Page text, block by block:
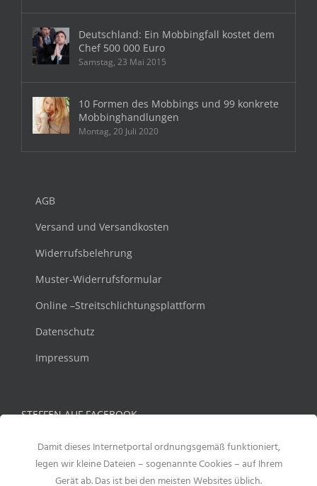
Deutschland: Ein Mobbingfall kostet dem
Chef 500 000 Euro
Samstag, 23 Mai 2015
10 Formen des Mobbings und 99 konkrete
Mobbinghandlungen
Montag, 20 Juli 2020
AGB
Versand und Versandkosten
Widerrufsbelehrung
Muster-Widerrufsformular
Online –Streitschlichtungsplattform
Datenschutz
Impressum
STEFFEN AUF FACEBOOK
Damit dieses Internetportal ordnungsgemäß funktioniert,
legen wir kleine Dateien – sogenannte Cookies – auf Ihrem
Gerät ab. Das ist bei den meisten Websites üblich.